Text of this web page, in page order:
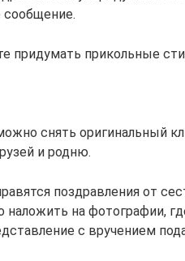
сообщение.
придумать прикольные
снять оригинальный
и родню.
поздравления от
на фотографии,
с вручением